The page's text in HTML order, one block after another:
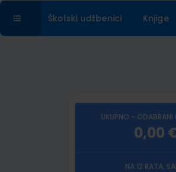
Školski udžbenici Knjige
UKUPNO - ODABRANI
0,00
NA 12 RATA,